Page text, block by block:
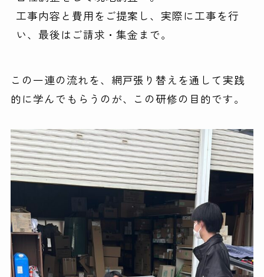
工事内容と費用をご提案し、実際に工事を行
い、最後はご請求・集金まで。
この一連の流れを、網戸張り替えを通して実践
的に学んでもらうのが、この研修の目的です。